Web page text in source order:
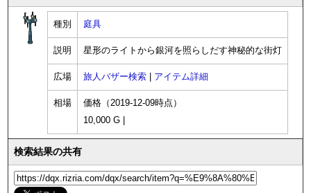
種別 庭具
説明 星形のライトから銀河を照らしだす神秘的な街灯
広場 旅人バザー検索 アイテム詳細
相場
価格（2019-12-09時点）
10,000 G |
検索結果の共有